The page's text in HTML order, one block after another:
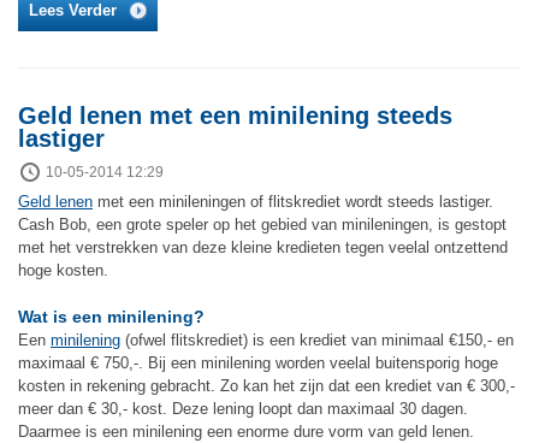
Lees Verder
Geld lenen met een minilening steeds
lastiger
10-05-2014 12:29
Geld lenen met een minileningen of flitskrediet wordt steeds lastiger.
Cash Bob, een grote speler op het gebied van minileningen, is gestopt
met het verstrekken van deze kleine kredieten tegen veelal ontzettend
hoge kosten.
Wat is een minilening?
Een minilening (ofwel flitskrediet) is een krediet van minimaal €150,- en
maximaal € 750,-. Bij een minilening worden veelal buitensporig hoge
kosten in rekening gebracht. Zo kan het zijn dat een krediet van € 300,-
meer dan € 30,- kost. Deze lening loopt dan maximaal 30 dagen.
Daarmee is een minilening een enorme dure vorm van geld lenen.